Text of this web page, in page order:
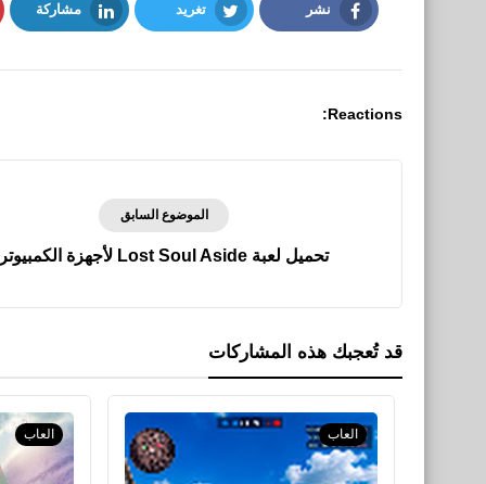
نشر تغريد مشاركة
Reactions:
الموضوع السابق
تحميل لعبة Lost Soul Aside لأجهزة الكمبيوتر
قد تُعجبك هذه المشاركات
العاب العاب